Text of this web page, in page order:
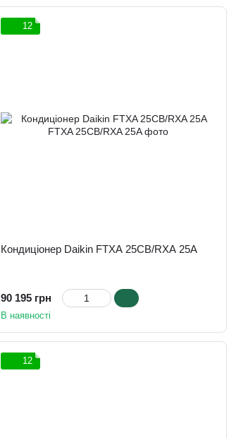
12
Кондиціонер Daikin FTXA 25CB/RXA 25A
90 195 грн
В наявності
12